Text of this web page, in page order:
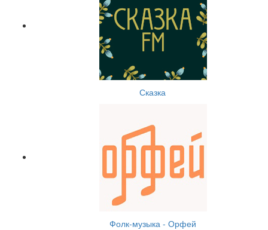
Сказка
Фолк-музыка - Орфей